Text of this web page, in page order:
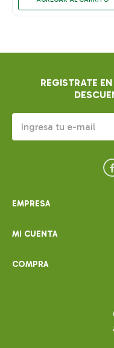
EMPRESA
MI CUENTA
COMPRA
REGISTRATE
